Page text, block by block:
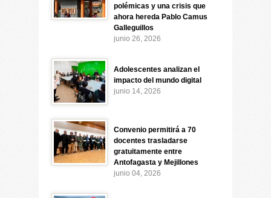
polémicas y una crisis que
ahora hereda Pablo Camus
Galleguillos
junio 26, 2026
Adolescentes analizan el
impacto del mundo digital
junio 14, 2026
Convenio permitirá a 70
docentes trasladarse
gratuitamente entre
Antofagasta y Mejillones
junio 04, 2026